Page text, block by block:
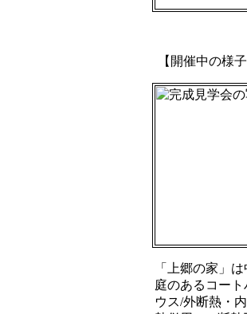
【開催中の様子
「上郷の家」は
庭のあるコート
ウス/外断熱・